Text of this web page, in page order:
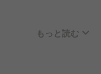
ただける方を募
はありません。
もっと読む